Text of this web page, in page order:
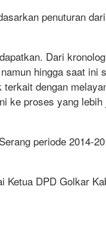
penuturan
Dari
hingga saat ini
dengan
proses yang
periode 2014-
DPD Golkar